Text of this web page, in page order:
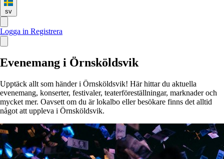
sv
Logga in Registrera
Evenemang i Örnsköldsvik
Upptäck allt som händer i Örnsköldsvik! Här hittar du aktuella
evenemang, konserter, festivaler, teaterföreställningar, marknader och
mycket mer. Oavsett om du är lokalbo eller besökare finns det alltid
något att uppleva i Örnsköldsvik.